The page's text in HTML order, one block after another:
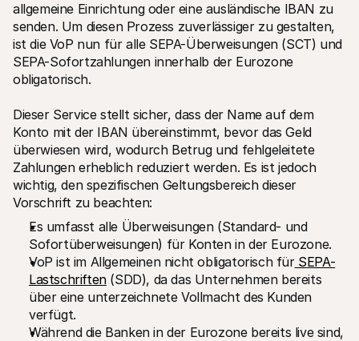
allgemeine Einrichtung oder eine ausländische IBAN zu
senden. Um diesen Prozess zuverlässiger zu gestalten,
ist die VoP nun für alle SEPA-Überweisungen (SCT) und
SEPA-Sofortzahlungen innerhalb der Eurozone
obligatorisch.
Dieser Service stellt sicher, dass der Name auf dem
Konto mit der IBAN übereinstimmt, bevor das Geld
überwiesen wird, wodurch Betrug und fehlgeleitete
Zahlungen erheblich reduziert werden. Es ist jedoch
wichtig, den spezifischen Geltungsbereich dieser
Vorschrift zu beachten:
Es umfasst alle Überweisungen (Standard- und
Sofortüberweisungen) für Konten in der Eurozone.
VoP ist im Allgemeinen nicht obligatorisch für SEPA-
Lastschriften (SDD), da das Unternehmen bereits
über eine unterzeichnete Vollmacht des Kunden
verfügt.
Während die Banken in der Eurozone bereits live sind,